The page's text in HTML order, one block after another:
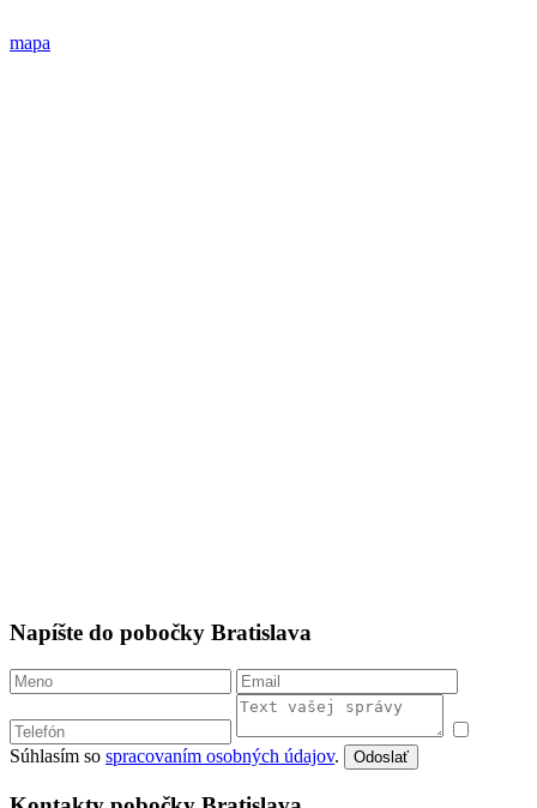
mapa
Napíšte do pobočky Bratislava
Súhlasím so spracovaním osobných údajov. Odoslať